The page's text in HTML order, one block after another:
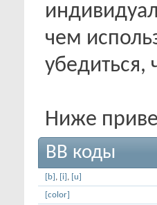
чем
убедиться,
Ниже
BB коды
[b] , [i] , [u]
[color]